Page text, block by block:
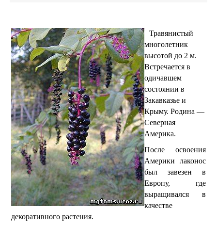
Травянистый
многолетник
высотой до 2 м.
Встречается в
одичавшем
состоянии в
Закавказье и
Крыму. Родина —
Северная
Америка.
После освоения
Америки лаконос
был завезен в
Европу, где
выращивался в
качестве
декоративного растения.